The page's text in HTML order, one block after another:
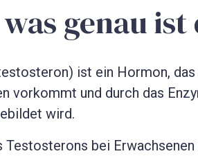
genau ist
ist ein Hormon,
vorkommt und durch das
wird.
Testosterons bei